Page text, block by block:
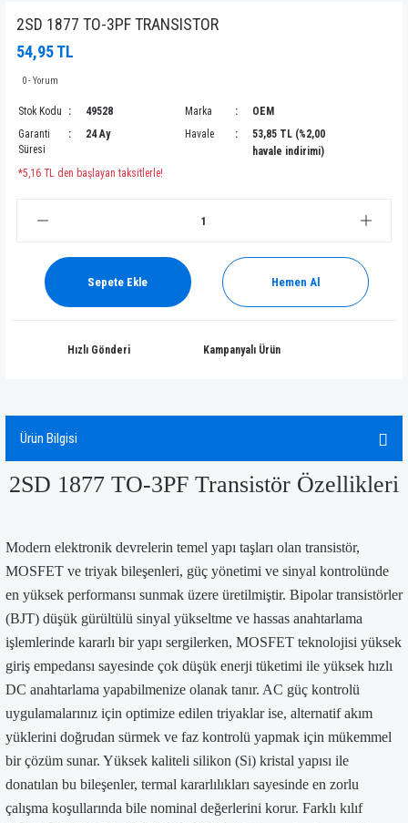
2SD 1877 TO-3PF TRANSISTOR
54,95 TL
0 - Yorum
Stok Kodu 49528 Marka
OEM
Garanti
Süresi
24 Ay Havale
53,85 TL (%2,00
havale indirimi)
*5,16 TL den başlayan taksitlerle!
Sepete Ekle Hemen Al
Hızlı Gönderi Kampanyalı Ürün
Ürün Bilgisi
2SD 1877 TO-3PF Transistör Özellikleri
Modern elektronik devrelerin temel yapı taşları olan transistör,
MOSFET ve triyak bileşenleri, güç yönetimi ve sinyal kontrolünde
en yüksek performansı sunmak üzere üretilmiştir. Bipolar transistörler
(BJT) düşük gürültülü sinyal yükseltme ve hassas anahtarlama
işlemlerinde kararlı bir yapı sergilerken, MOSFET teknolojisi yüksek
giriş empedansı sayesinde çok düşük enerji tüketimi ile yüksek hızlı
DC anahtarlama yapabilmenize olanak tanır. AC güç kontrolü
uygulamalarınız için optimize edilen triyaklar ise, alternatif akım
yüklerini doğrudan sürmek ve faz kontrolü yapmak için mükemmel
bir çözüm sunar. Yüksek kaliteli silikon (Si) kristal yapısı ile
donatılan bu bileşenler, termal kararlılıkları sayesinde en zorlu
çalışma koşullarında bile nominal değerlerini korur. Farklı kılıf